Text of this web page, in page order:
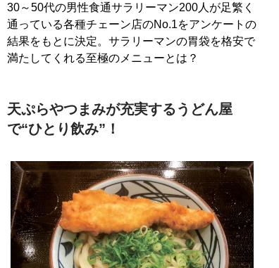
30～50代の男性食通サラリーマン200人が足繁く
通っている各種チェーン店のNo.1をアンケートの
結果をもとに決定。サラリーマンの胃袋を格安で
満たしてくれる至極のメニューとは？
天ぷらやつまみが充実するうどん屋
で“ひとり飲み”！